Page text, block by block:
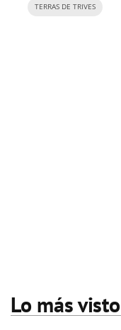
TERRAS DE TRIVES
Lo más visto